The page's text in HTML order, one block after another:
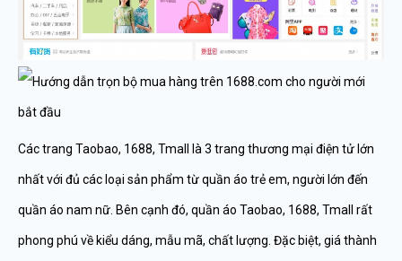
Các trang Taobao, 1688, Tmall là 3 trang thương mại điện tử lớn
nhất với đủ các loại sản phẩm từ quần áo trẻ em, người lớn đến
quần áo nam nữ. Bên cạnh đó, quần áo Taobao, 1688, Tmall rất
phong phú về kiểu dáng, mẫu mã, chất lượng. Đặc biệt, giá thành